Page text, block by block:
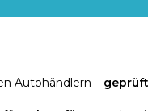
Autohändlern –